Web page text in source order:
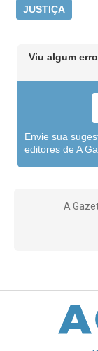
JUSTIÇA
Viu algum
Envie sua
editores de A
A